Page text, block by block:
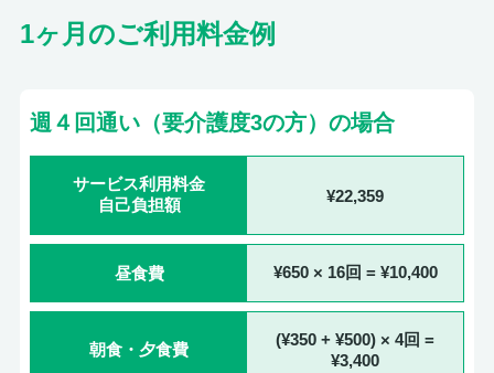
1ヶ月のご利用料金例
週４回通い（要介護度3の方）の場合
サービス利用料金
自己負担額
¥22,359
昼食費 ¥650 × 16回 = ¥10,400
朝食・夕食費
(¥350 + ¥500) × 4回 =
¥3,400